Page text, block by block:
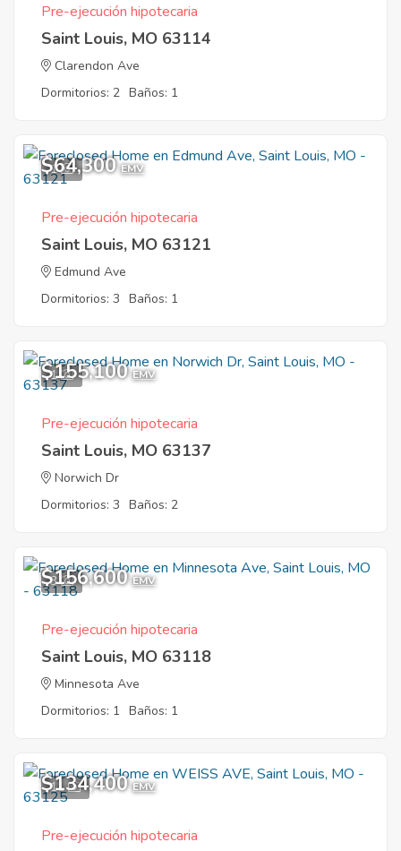
Pre-ejecución hipotecaria
Saint Louis, MO 63114
Clarendon Ave
Dormitorios: 2 Baños: 1
1
$64,300 EMV
Pre-ejecución hipotecaria
Saint Louis, MO 63121
Edmund Ave
Dormitorios: 3 Baños: 1
1
$155,100 EMV
Pre-ejecución hipotecaria
Saint Louis, MO 63137
Norwich Dr
Dormitorios: 3 Baños: 2
3
$156,600 EMV
Pre-ejecución hipotecaria
Saint Louis, MO 63118
Minnesota Ave
Dormitorios: 1 Baños: 1
11
$134,400 EMV
Pre-ejecución hipotecaria